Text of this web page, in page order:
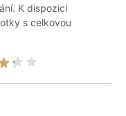
K dispozici
s celkovou